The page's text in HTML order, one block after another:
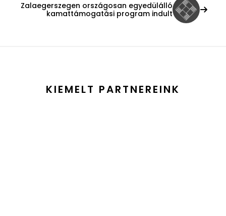
Zalaegerszegen országosan egyedülálló
kamattámogatási program indult
KIEMELT PARTNEREINK